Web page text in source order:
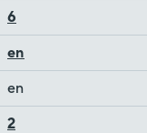
6
en
en
2